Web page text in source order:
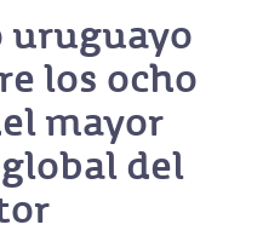
uruguayo
los ocho
mayor
del